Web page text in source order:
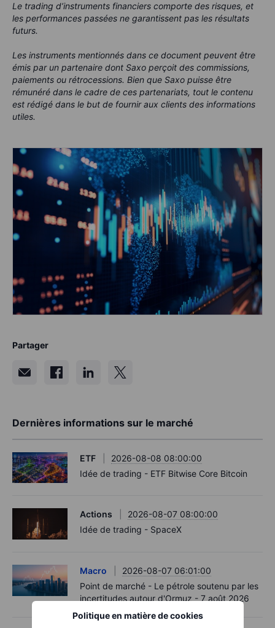
Politique en matière de cookies
Le trading d’instruments financiers comporte des risques, et
les performances passées ne garantissent pas les résultats
futurs.
Les instruments mentionnés dans ce document peuvent être
émis par un partenaire dont Saxo perçoit des commissions,
paiements ou rétrocessions. Bien que Saxo puisse être
rémunéré dans le cadre de ces partenariats, tout le contenu
est rédigé dans le but de fournir aux clients des informations
utiles.
Partager
Dernières informations sur le marché
ETF
2026-08-08 08:00:00
Idée de trading - ETF Bitwise Core Bitcoin
Actions
2026-08-07 08:00:00
Idée de trading - SpaceX
Macro
2026-08-07 06:01:00
Point de marché - Le pétrole soutenu par les
incertitudes autour d'Ormuz - 7 août 2026